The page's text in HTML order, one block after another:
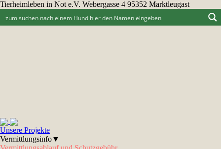
Tierheimleben in Not e.V. Webergasse 4 95352 Marktleugast
Unsere Projekte
Vermittlungsinfo▼